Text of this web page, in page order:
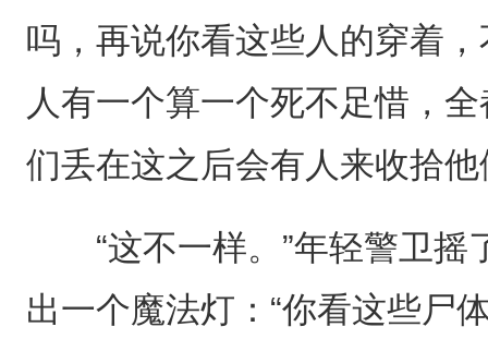
吗，再说你看这些人的穿着
人有一个算一个死不足惜，
们丢在这之后会有人来收拾他
“这不一样。”年轻警卫摇
出一个魔法灯：“你看这些尸